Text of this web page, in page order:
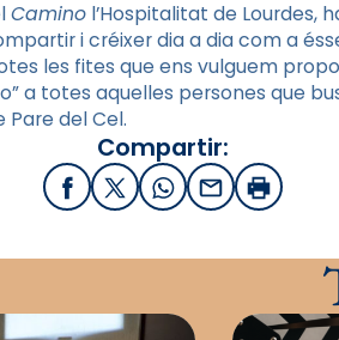
Camino l’Hospitalitat de Lourdes,
i créixer dia a dia com a
les fites que ens vulguem
a totes aquelles persones que
Pare del Cel.
Compartir:
FacebookX / Twitter
WhatsApp
EmailImprimir